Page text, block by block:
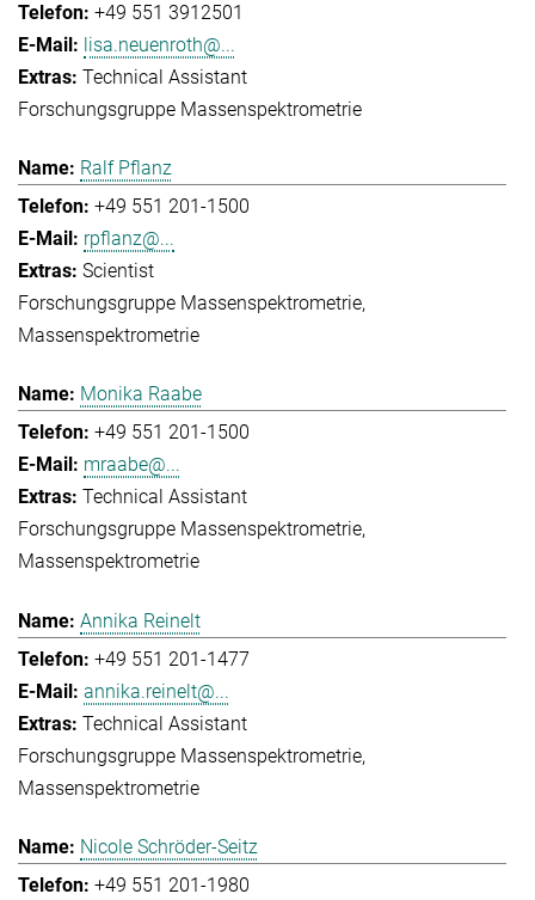
+49 551 3912501
lisa.neuenroth@...
Technical Assistant
Forschungsgruppe Massenspektrometrie
Ralf Pflanz
+49 551 201-1500
rpflanz@...
Scientist
Forschungsgruppe Massenspektrometrie
Massenspektrometrie
Monika Raabe
+49 551 201-1500
mraabe@...
Technical Assistant
Forschungsgruppe Massenspektrometrie
Massenspektrometrie
Annika Reinelt
+49 551 201-1477
annika.reinelt@...
Technical Assistant
Forschungsgruppe Massenspektrometrie
Massenspektrometrie
Nicole Schröder-Seitz
+49 551 201-1980